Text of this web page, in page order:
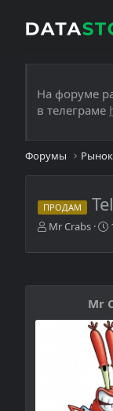
На форуме
в телеграме
Форумы Рынок
ПРОДАМ
А
т
р
м
Mr Crabs
Mr